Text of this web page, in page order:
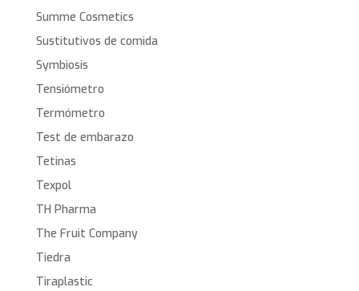
Summe Cosmetics
Sustitutivos de comida
Symbiosis
Tensiómetro
Termómetro
Test de embarazo
Tetinas
Texpol
TH Pharma
The Fruit Company
Tiedra
Tiraplastic